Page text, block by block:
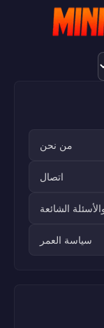
من نحن
اتصال
الشائعة
سياسة العمر